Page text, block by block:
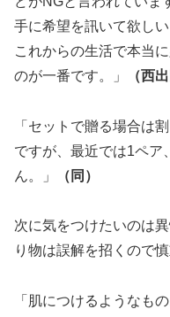
手に希望を訊いて欲し
これからの生活で本当
のが一番です。」
（西
「セットで贈る場合は
ですが、最近では1ペア
ん。」
（同）
次に気をつけたいのは
り物は誤解を招くので
「肌につけるようなも